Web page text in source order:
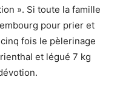
». Si toute la famille
pour prier et
fois le pèlerinage
et légué 7 kg